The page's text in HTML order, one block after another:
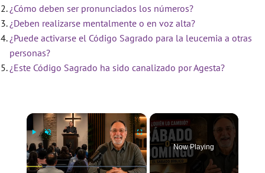
¿Cómo deben ser pronunciados los números?
¿Deben realizarse mentalmente o en voz alta?
¿Puede activarse el Código Sagrado para la leucemia a otras
personas?
¿Este Código Sagrado ha sido canalizado por Agesta?
×
Now Playing